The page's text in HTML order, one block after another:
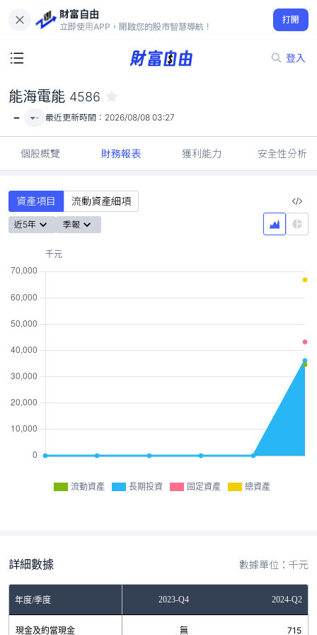
財富自由
立即使用APP，開啟您的股市智慧導航！
打開
登入
-
能海電能 4586
- - 最近更新時間： 2026/08/08 03:27
個股概覽 財務報表 獲利能力 安全性分析
資產項目 流動資產細項
近5年 季報
流動資產 長期投資 固定資產 總資產
詳細數據 數據單位：千元
年度/季度2023-Q2 2023-Q4 2024-Q2
現金及約當現金
無 無 715